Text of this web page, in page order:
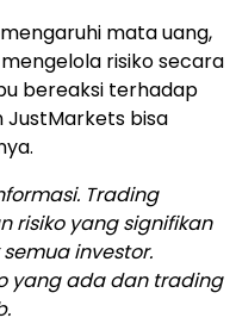
mata uang,
risiko secara
bereaksi terhadap
JustMarkets bisa
Trading
risiko yang signifikan
investor.
yang ada dan trading